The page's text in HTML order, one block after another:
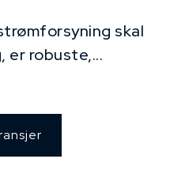
skal
er robuste,...